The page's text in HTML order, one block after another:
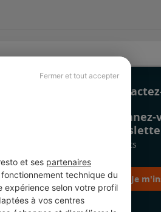
Fermer et tout accepter
et ses partenaires
technique du
expérience selon votre profil
à vos centres
cookies
gratuits
Je